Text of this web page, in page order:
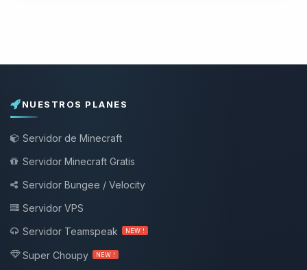
NUESTROS PLANES
Servidor de Minecraft
Servidor Minecraft Gratis
Servidor Bungee / Velocity
Servidor VPS
Servidor Teamspeak
NEW !
Super Choupy NEW !